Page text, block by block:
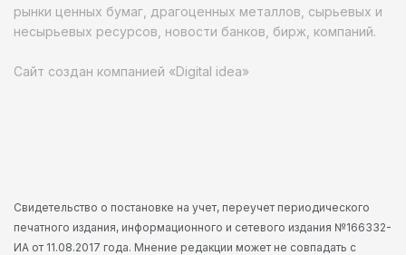
рынки ценных бумаг, драгоценных металлов, сырьевых и
несырьевых ресурсов, новости банков, бирж, компаний.
Сайт создан компанией «Digital idea»
Свидетельство о постановке на учет, переучет периодического
печатного издания, информационного и сетевого издания №166332-
ИА от 11.08.2017 года. Мнение редакции может не совпадать с